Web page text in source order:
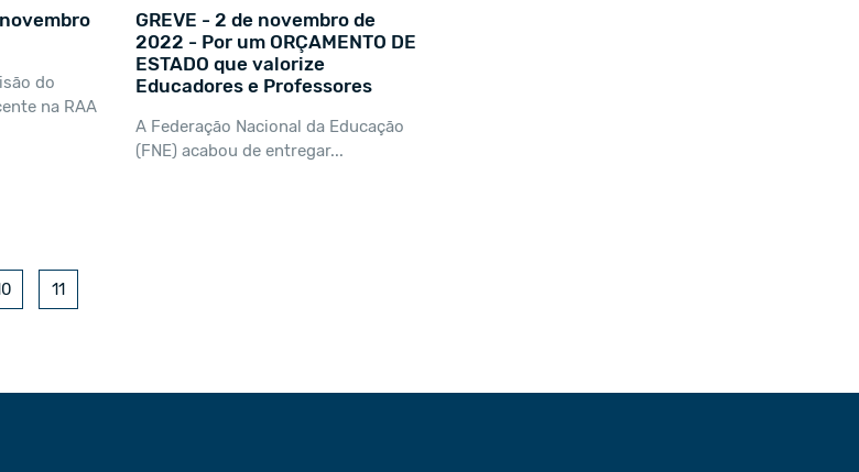
do
na RAA
GREVE - 2 de novembro de
2022 - Por um ORÇAMENTO DE
ESTADO que valorize
Educadores e Professores
A Federação Nacional da Educação
(FNE) acabou de entregar...
11